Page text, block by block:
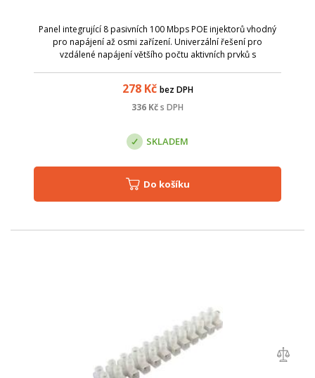
Panel integrující 8 pasivních 100 Mbps POE injektorů vhodný
pro napájení až osmi zařízení. Univerzální řešení pro
vzdálené napájení většího počtu aktivních prvků s
278Kč bez DPH
336 Kčs DPH
SKLADEM
Do košíku